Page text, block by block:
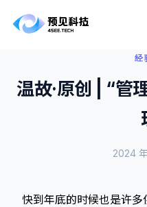
经
温故·原创 | “管
2024
快到年底的时候也是许